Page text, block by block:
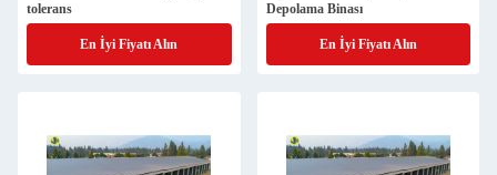
tolerans
En İyi Fiyatı Alın
Depolama Binası
En İyi Fiyatı Alın